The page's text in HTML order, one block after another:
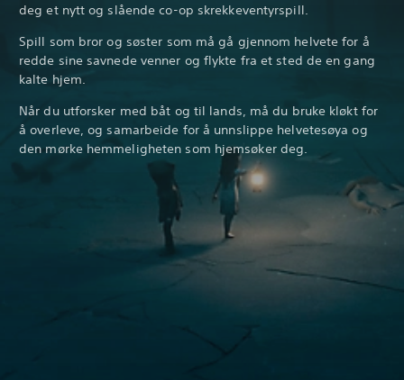
deg et nytt og slående co-op skrekkeventyrspill.
Spill som bror og søster som må gå gjennom helvete for å
redde sine savnede venner og flykte fra et sted de en gang
kalte hjem.
Når du utforsker med båt og til lands, må du bruke kløkt for
å overleve, og samarbeide for å unnslippe helvetesøya og
den mørke hemmeligheten som hjemsøker deg.